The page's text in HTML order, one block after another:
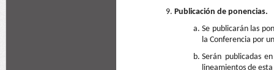
Publicación de ponencias.
Se publicarán las
la Conferencia por
Serán publicadas
lineamientos de